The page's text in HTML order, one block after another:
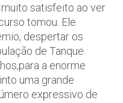
muito satisfeito ao ver
tomou. Ele
despertar os
de Tanque
a enorme
uma grande
expressivo de